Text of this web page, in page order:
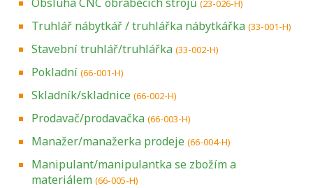
(23-026-H)
Truhlář nábytkář / truhlářka nábytkářka (33-001-H)
Stavební truhlář/truhlářka (33-002-H)
Pokladní (66-001-H)
Skladník/skladnice (66-002-H)
Prodavač/prodavačka (66-003-H)
Manažer/manažerka prodeje (66-004-H)
Manipulant/manipulantka se zbožím a
materiálem (66-005-H)